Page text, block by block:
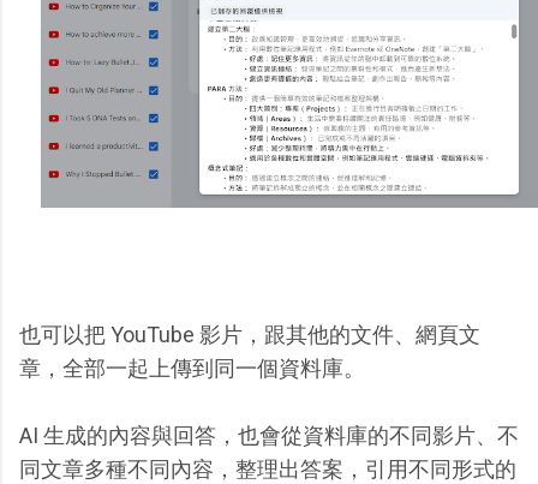
也可以把 YouTube 影片，跟其他的文件、網頁文
章，全部一起上傳到同一個資料庫。
AI 生成的內容與回答，也會從資料庫的不同影片、不
同文章多種不同內容，整理出答案，引用不同形式的